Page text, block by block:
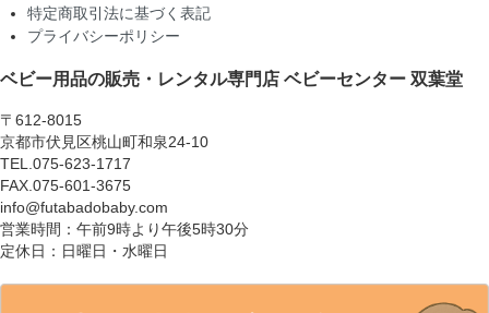
特定商取引法に基づく表記
プライバシーポリシー
ベビー用品の販売・レンタル専門店 ベビーセンター 双葉堂
〒612-8015
京都市伏見区桃山町和泉24-10
TEL.075-623-1717
FAX.075-601-3675
info@futabadobaby.com
営業時間：午前9時より午後5時30分
定休日：日曜日・水曜日